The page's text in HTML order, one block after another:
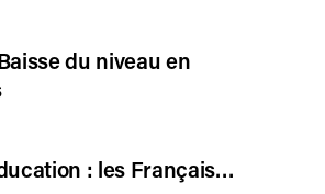
du niveau en
: les Français…